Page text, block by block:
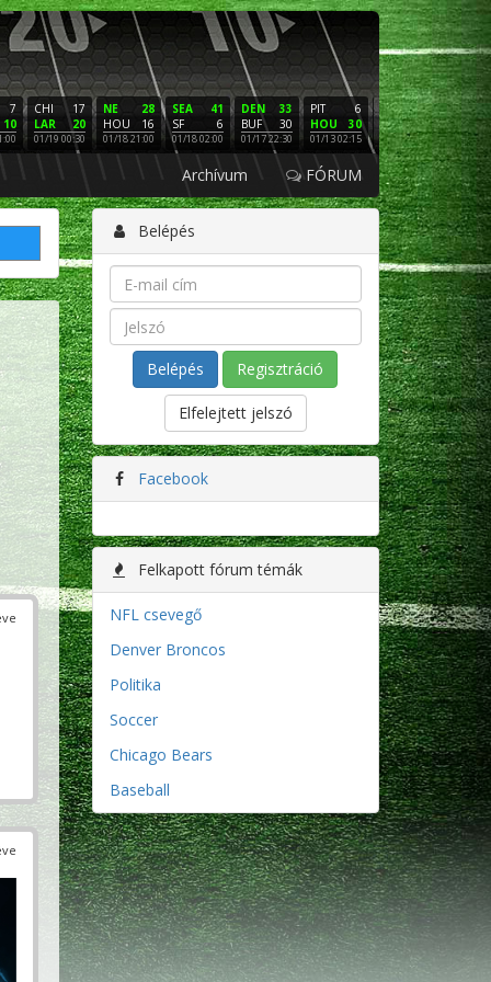
7
10
17
CHI
20
LAR
01/19 00:30
28
NE
16
HOU
01/18 21:00
41
SEA
6
SF
01/18 02:00
33
DEN
30
BUF
01/17 22:30
6
PIT
30
HOU
01/13 02:15
16
NE
3
LAC
01/12 02:00
PHI
SF
01/11
Archívum FÓRUM
Belépés
Regisztráció
Elfelejtett jelszó
Facebook
Felkapott fórum témák
NFL csevegő
Denver Broncos
Politika
Soccer
Chicago Bears
Baseball